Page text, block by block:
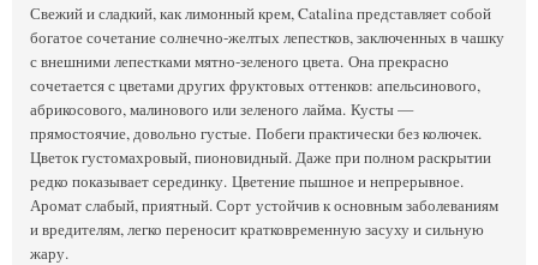
Свежий и сладкий, как лимонный крем, Catalina представляет собой
богатое сочетание солнечно-желтых лепестков, заключенных в чашку
с внешними лепестками мятно-зеленого цвета. Она прекрасно
сочетается с цветами других фруктовых оттенков: апельсинового,
абрикосового, малинового или зеленого лайма. Кусты —
прямостоячие, довольно густые. Побеги практически без колючек.
Цветок густомахровый, пионовидный. Даже при полном раскрытии
редко показывает серединку. Цветение пышное и непрерывное.
Аромат слабый, приятный. Сорт устойчив к основным заболеваниям
и вредителям, легко переносит кратковременную засуху и сильную
жару.